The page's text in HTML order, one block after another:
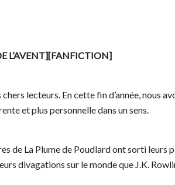
L’AVENT][FANFICTION]
chers lecteurs. En cette fin d’année, nous
et plus personnelle dans un sens.
de La Plume de Poudlard ont sorti leurs
divagations sur le monde que J.K.